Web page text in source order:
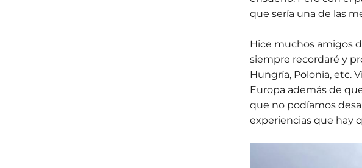
que sería una de las
Hice muchos amigos
siempre recordaré y
Hungría, Polonia, etc.
Europa además de
que no podíamos
experiencias que hay